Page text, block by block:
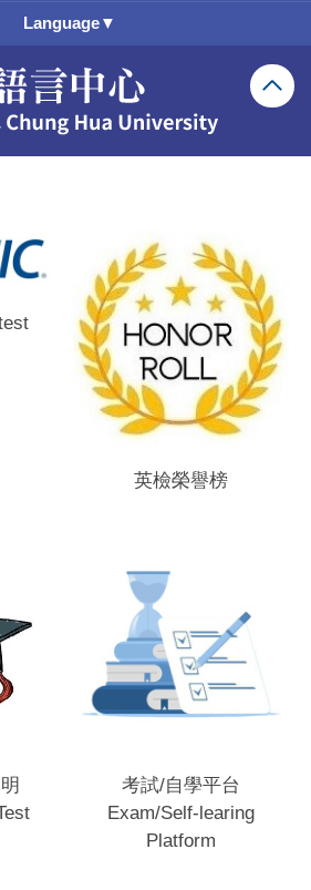
Language▼
英檢榮譽榜
考試/自學平台
Exam/Self-learing
Platform